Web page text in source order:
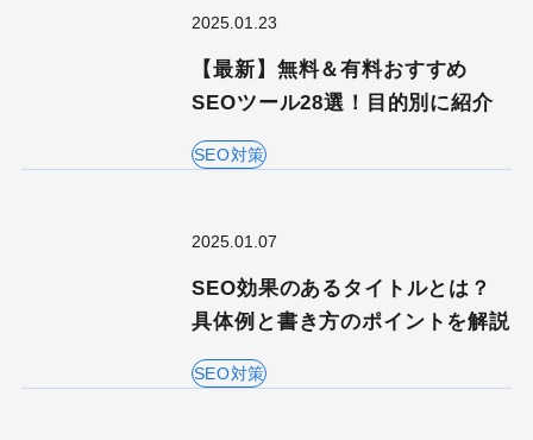
2025.01.23
【最新】無料＆有料おすすめ
SEOツール28選！目的別に紹介
SEO対策
2025.01.07
SEO効果のあるタイトルとは？
具体例と書き方のポイントを解説
SEO対策